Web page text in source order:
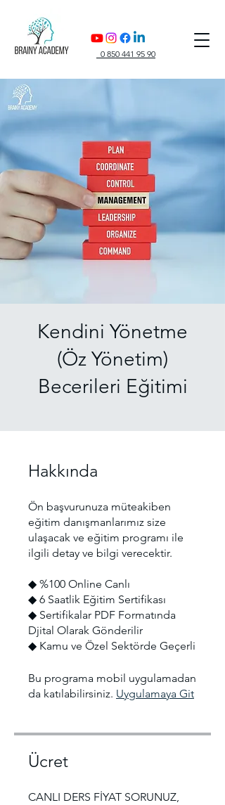
0 850 441 95 90
Kendini Yönetme
(Öz Yönetim)
Becerileri Eğitimi
Hakkında
Ön başvurunuza müteakiben
eğitim danışmanlarımız size
ulaşacak ve eğitim programı ile
ilgili detay ve bilgi verecektir.
◆ %100 Online Canlı
◆ 6 Saatlik Eğitim Sertifikası
◆ Sertifikalar PDF Formatında
Djital Olarak Gönderilir
◆ Kamu ve Özel Sektörde Geçerli
Bu programa mobil uygulamadan
da katılabilirsiniz. Uygulamaya Git
Ücret
CANLI DERS FİYAT SORUNUZ,